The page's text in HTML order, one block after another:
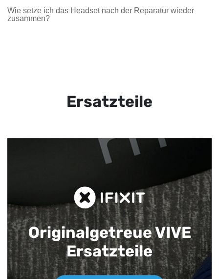
Wie setze ich das Headset nach der Reparatur wieder
zusammen?
Ersatzteile
Originalgetreue VIVE
Ersatzteile